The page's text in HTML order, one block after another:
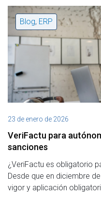
Blog, ERP
23 de enero de 2026
VeriFactu para
sanciones
¿VeriFactu es obligatorio
Desde que en diciembre
vigor y aplicación